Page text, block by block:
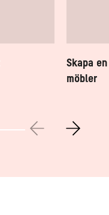
Skapa
möbler